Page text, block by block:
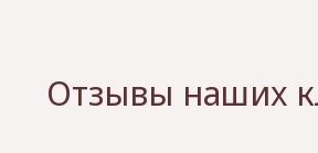
Отзывы наших